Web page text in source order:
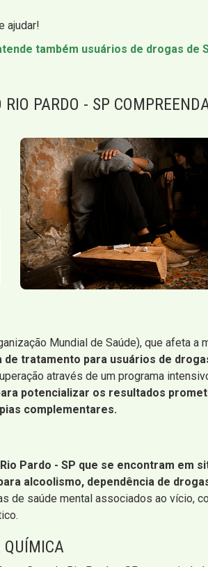
ajudar!
também usuários de drogas de
PARDO - SP
Mundial de Saúde), que afeta a
de tratamento para usuários de
através de um programa
potencializar os resultados
complementares.
Pardo - SP que se encontram em
alcoolismo, dependência de
de saúde mental associados ao vício,
QUÍMICA